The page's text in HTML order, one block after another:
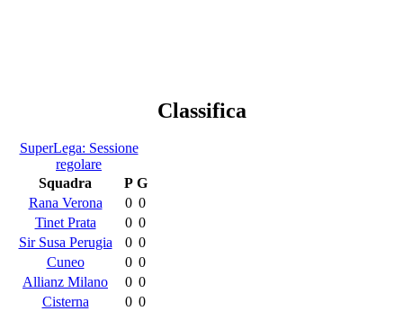
Classifica
SuperLega: Sessione
regolare
Squadra
P G
Rana Verona
0 0
Tinet Prata
0 0
Sir Susa Perugia
0 0
Cuneo
0 0
Allianz Milano
0 0
Cisterna
0 0